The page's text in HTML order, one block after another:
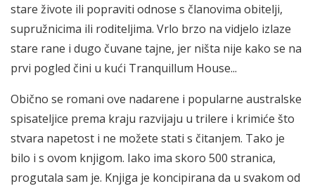
stare živote ili popraviti odnose s članovima obitelji,
supružnicima ili roditeljima. Vrlo brzo na vidjelo izlaze
stare rane i dugo čuvane tajne, jer ništa nije kako se na
prvi pogled čini u kući Tranquillum House...
Obično se romani ove nadarene i popularne australske
spisateljice prema kraju razvijaju u trilere i krimiće što
stvara napetost i ne možete stati s čitanjem. Tako je
bilo i s ovom knjigom. Iako ima skoro 500 stranica,
progutala sam je. Knjiga je koncipirana da u svakom od